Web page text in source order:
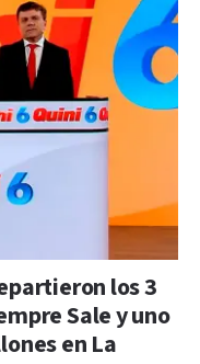
los 3
Sale y uno
en La